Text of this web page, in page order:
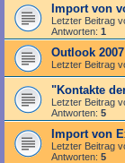
Import von
Letzter Beitrag
Antworten: 1
Outlook
Letzter Beitrag
"Kontakte
Letzter Beitrag
Antworten: 5
Import von
Letzter Beitrag
Antworten: 5